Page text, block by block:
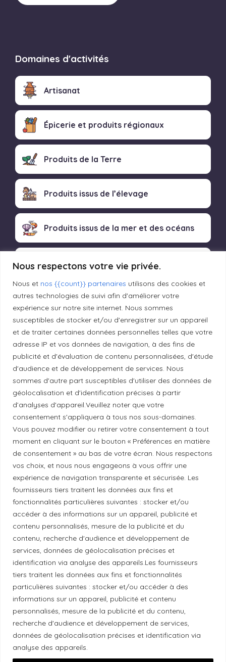
Nous respectons votre vie privée.
Nous et nos {{count}} partenaires utilisons des cookies et
autres technologies de suivi afin d'améliorer votre
expérience sur notre site internet. Nous sommes
susceptibles de stocker et/ou d'enregistrer sur un appareil
et de traiter certaines données personnelles telles que votre
adresse IP et vos données de navigation, à des fins de
publicité et d'évaluation de contenu personnalisées, d'étude
d'audience et de développement de services. Nous
sommes d'autre part susceptibles d'utiliser des données de
géolocalisation et d'identification précises à partir
d’analyses d'appareil.Veuillez noter que votre
consentement s'appliquera à tous nos sous-domaines.
Vous pouvez modifier ou retirer votre consentement à tout
moment en cliquant sur le bouton « Préférences en matière
de consentement » au bas de votre écran. Nous respectons
vos choix, et nous nous engageons à vous offrir une
expérience de navigation transparente et sécurisée. Les
fournisseurs tiers traitent les données aux fins et
fonctionnalités particulières suivantes : stocker et/ou
accéder à des informations sur un appareil, publicité et
contenu personnalisés, mesure de la publicité et du
contenu, recherche d'audience et développement de
services, données de géolocalisation précises et
identification via analyse des appareils.Les fournisseurs
tiers traitent les données aux fins et fonctionnalités
particulières suivantes : stocker et/ou accéder à des
informations sur un appareil, publicité et contenu
personnalisés, mesure de la publicité et du contenu,
recherche d'audience et développement de services,
données de géolocalisation précises et identification via
analyse des appareils.
Domaines d'activités
Artisanat
Épicerie et produits régionaux
Produits de la Terre
Produits issus de l’élevage
Produits issus de la mer et des océans
Produits transformés artisanaux
Liens utiles
Mentions légales
Politique de confidentialité
Principes de publication
Politique de correction
Politique de diversité
Politique éthique
Reconnaissance du territoire
Local Market, marque portée par la société Les
Chats Gourmets Ltd. tient à souligner que ses
installations, situées au 511 Lacolle Way (Ottawa-
Orléans), se trouvent sur le territoire traditionnel non
cédé du peuple algonquin anichinabé. Nous
reconnaissons et remercions les peuples